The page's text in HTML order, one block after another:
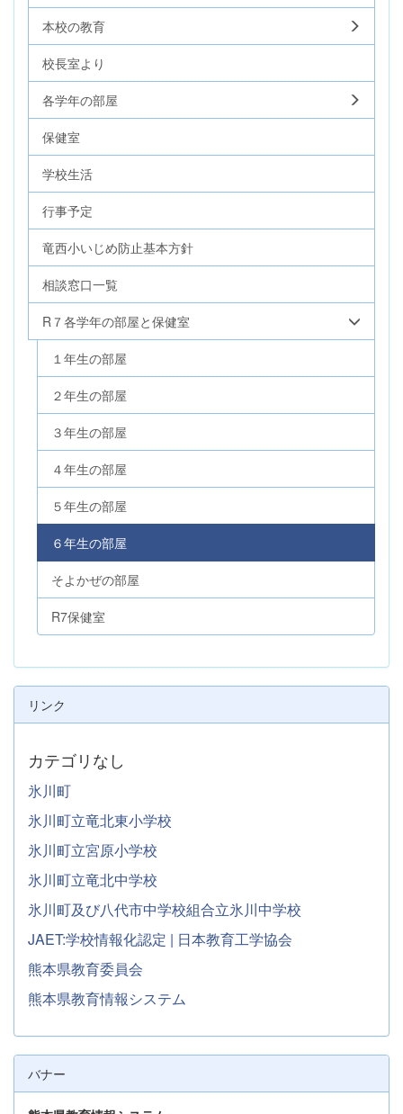
本校の教育
校長室より
各学年の部屋
保健室
学校生活
行事予定
竜西小いじめ防止基本方針
相談窓口一覧
R７各学年の部屋と保健室
１年生の部屋
２年生の部屋
３年生の部屋
４年生の部屋
５年生の部屋
６年生の部屋
そよかぜの部屋
R7保健室
リンク
カテゴリなし
氷川町
氷川町立竜北東小学校
氷川町立宮原小学校
氷川町立竜北中学校
氷川町及び八代市中学校組合立氷川中学校
JAET:学校情報化認定 | 日本教育工学協会
熊本県教育委員会
熊本県教育情報システム
バナー